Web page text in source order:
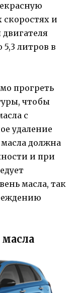
и
5,3 литров в
прогреть
чтобы
с
удаление
должна
и при
масла, так